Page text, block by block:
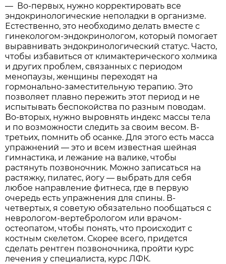
— Во-первых, нужно корректировать все
эндокринологические неполадки в организме.
Естественно, это необходимо делать вместе с
гинекологом-эндокринологом, который помогает
выравнивать эндокринологический статус. Часто,
чтобы избавиться от климактерического холмика
и других проблем, связанных с периодом
менопаузы, женщины переходят на
гормонально-заместительную терапию. Это
позволяет плавно пережить этот период и не
испытывать беспокойства по разным поводам.
Во-вторых, нужно выровнять индекс массы тела
и по возможности следить за своим весом. В-
третьих, помнить об осанке. Для этого есть масса
упражнений — это и всем известная шейная
гимнастика, и лежание на валике, чтобы
растянуть позвоночник. Можно записаться на
растяжку, пилатес, йогу — выбрать для себя
любое направление фитнеса, где в первую
очередь есть упражнения для спины. В-
четвертых, я советую обязательно пообщаться с
неврологом-вертебрологом или врачом-
остеопатом, чтобы понять, что происходит с
костным скелетом. Скорее всего, придется
сделать рентген позвоночника, пройти курс
лечения у специалиста, курс ЛФК.